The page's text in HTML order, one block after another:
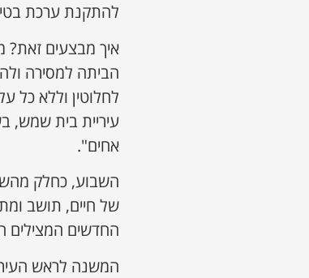
להתקנת ערכת
הביתה למסירה
לחלוטין וללא כל
עיריית בית שמש,
אחים".
השבוע, כחלק
של חיים, תושב
החדשים המצילים
המשנה לראש